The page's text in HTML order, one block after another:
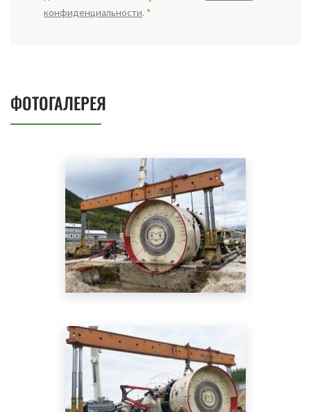
конфиденциальности. *
ФОТОГАЛЕРЕЯ